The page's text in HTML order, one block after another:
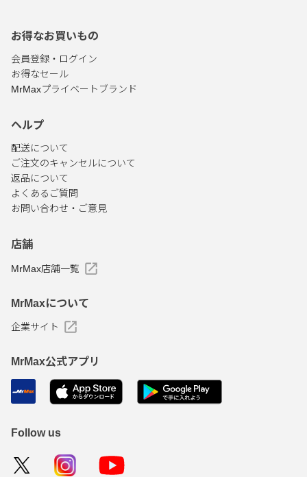
お得なお買いもの
会員登録・ログイン
お得なセール
MrMaxプライベートブランド
ヘルプ
配送について
ご注文のキャンセルについて
返品について
よくあるご質問
お問い合わせ・ご意見
店舗
MrMax店舗一覧
MrMaxについて
企業サイト
MrMax公式アプリ
Follow us